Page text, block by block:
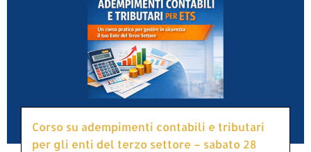
Corso su adempimenti contabili e tributari
per gli enti del terzo settore – sabato 28